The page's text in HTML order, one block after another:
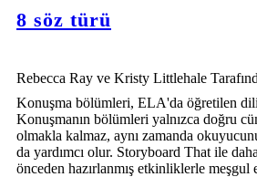
8 söz türü
Rebecca Ray ve Kristy Littlehale
Konuşma bölümleri, ELA'da öğretilen
Konuşmanın bölümleri yalnızca doğru
olmakla kalmaz, aynı zamanda
da yardımcı olur. Storyboard That ile
önceden hazırlanmış etkinliklerle meşgul